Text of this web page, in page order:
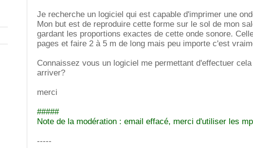
Je recherche un logiciel qui est capable d'imprimer une
Mon but est de reproduire cette forme sur le sol de mon
gardant les proportions exactes de cette onde sonore.
pages et faire 2 à 5 m de long mais peu importe c'est
Connaissez vous un logiciel me permettant d'effectuer
arriver?
merci
#####
Note de la modération : email effacé, merci d'utiliser les
-----